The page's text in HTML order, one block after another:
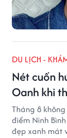
DU LỊCH -
Nét cuốn
Oanh khi
Tháng 8
điểm Ninh
đẹp xanh mát